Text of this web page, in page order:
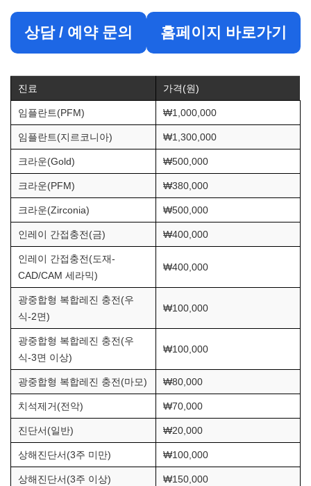
상담 / 예약 문의 홈페이지 바로가기
진료 가격(원)
임플란트(PFM) ₩1,000,000
임플란트(지르코니아) ₩1,300,000
크라운(Gold) ₩500,000
크라운(PFM) ₩380,000
크라운(Zirconia) ₩500,000
인레이 간접충전(금) ₩400,000
인레이 간접충전(도재-
CAD/CAM 세라믹)
₩400,000
광중합형 복합레진 충전(우
식-2면)
₩100,000
광중합형 복합레진 충전(우
식-3면 이상)
₩100,000
광중합형 복합레진 충전(마모) ₩80,000
치석제거(전악) ₩70,000
진단서(일반) ₩20,000
상해진단서(3주 미만) ₩100,000
상해진단서(3주 이상) ₩150,000